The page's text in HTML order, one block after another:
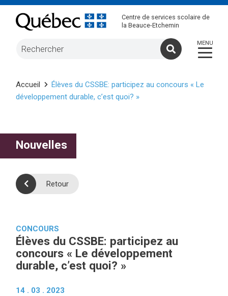
Centre de services scolaire de
la Beauce-Etchemin
Accueil
Élèves du CSSBE: participez au concours « Le
développement durable, c’est quoi? »
Nouvelles
Retour
CONCOURS
Élèves du CSSBE: participez au
concours « Le développement
durable, c’est quoi? »
14 . 03 . 2023